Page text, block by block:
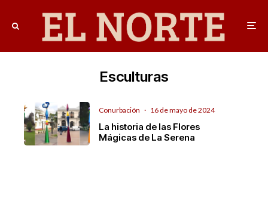
Esculturas
Conurbación · 16 de mayo de 2024
La historia de las Flores
Mágicas de La Serena